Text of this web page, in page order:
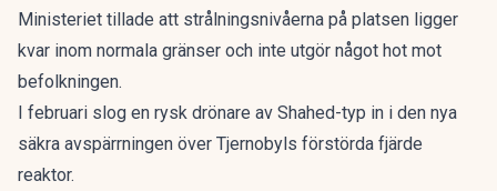
Ministeriet tillade att strålningsnivåerna på platsen ligger
kvar inom normala gränser och inte utgör något hot mot
befolkningen.
I februari slog en rysk drönare av Shahed-typ in i den nya
säkra avspärrningen över Tjernobyls förstörda fjärde
reaktor.